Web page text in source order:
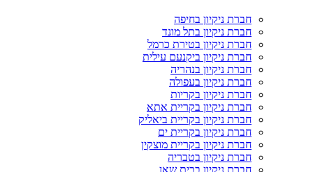
חברת ניקיון בחיפה
חברת ניקיון בתל מונד
חברת ניקיון בטירת כרמל
חברת ניקיון ביקנעם עילית
חברת ניקיון בנהריה
חברת ניקיון בעפולה
חברת ניקיון בקריות
חברת ניקיון בקריית אתא
חברת ניקיון בקריית ביאליק
חברת ניקיון בקריית ים
חברת ניקיון בקריית מוצקין
חברת ניקיון בטבריה
חברת ניקיון בבית שאן